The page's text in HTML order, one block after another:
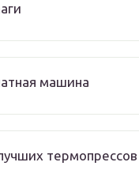
машина
термопрессов